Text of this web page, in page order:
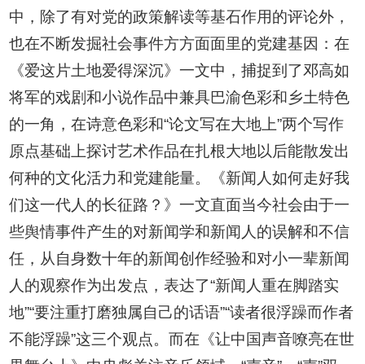
中，除了有对党的政策解读等基石作用的评论外，
也在不断发掘社会事件方方面面里的党建基因：在
《爱这片土地爱得深沉》一文中，捕捉到了邓高如
将军的戏剧和小说作品中兼具巴渝色彩和乡土特色
的一角，在诗意色彩和“论文写在大地上”两个写作
原点基础上探讨艺术作品在扎根大地以后能散发出
何种的文化活力和党建能量。《新闻人如何走好我
们这一代人的长征路？》一文直面当今社会由于一
些舆情事件产生的对新闻学和新闻人的误解和不信
任，从自身数十年的新闻创作经验和对小一辈新闻
人的观察作为出发点，表达了“新闻人重在脚踏实
地”“要注重打磨独属自己的话语”“读者很浮躁而作者
不能浮躁”这三个观点。而在《让中国声音嘹亮在世